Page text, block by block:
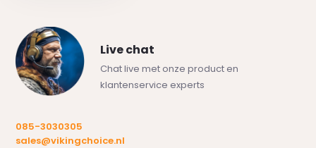
Live chat
Chat live met onze product en
klantenservice experts
085-3030305
sales@vikingchoice.nl